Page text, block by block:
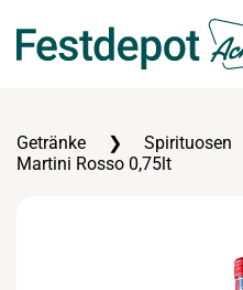
Zum Hauptinhalt springen
Getränke Spirituosen
Martini Rosso 0,75lt